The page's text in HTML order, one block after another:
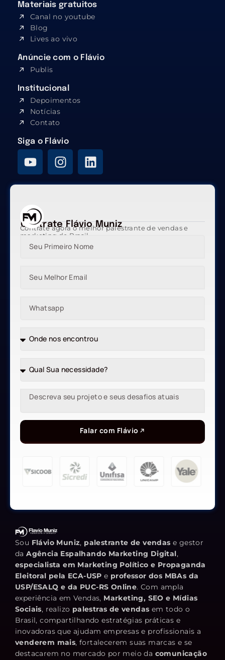
Materiais gratuitos
Canal no youtube
Blog
Lives ao vivo
Anúncie com o Flávio
Publis
Institucional
Depoimentos
Notícias
Contato
Siga o Flávio
Contrate Flávio Muniz
Contrate agora o melhor palestrante de vendas e
marketing do Brasil
Falar com Flávio
Sou Flávio Muniz, palestrante de vendas e gestor
daAgência Espalhando Marketing Digital,
especialista em Marketing Político e Propaganda
Eleitoral pela ECA-USP e professor dos MBAs da
USP/ESALQ e da PUC-RS Online. Com ampla
experiência em Vendas, Marketing, SEO e Mídias
Sociais, realizo palestras de vendas em todo o
Brasil, compartilhando estratégias práticas e
inovadoras que ajudam empresas e profissionais a
venderem mais, fortalecerem suas marcas e se
destacarem no mercado por meio da comunicação